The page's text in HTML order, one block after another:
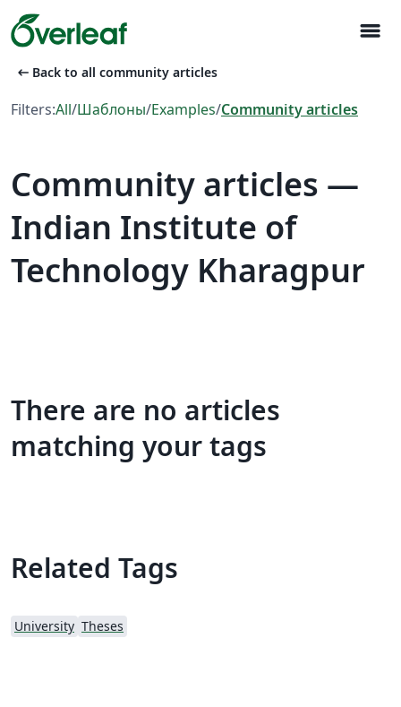
menu
arrow_left_alt Back to all community articles
Filters:All/Шаблоны/Examples/Community articles
Community articles —
Indian Institute of
Technology Kharagpur
There are no articles
matching your tags
Related Tags
University Theses